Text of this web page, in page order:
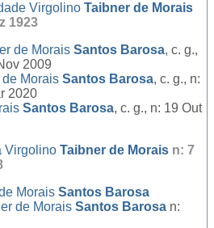
Virgolino Taibner de Morais
1923
de Morais Santos Barosa, c. g.,
2009
de Morais Santos Barosa, c. g., n:
2020
Santos Barosa, c. g., n: 19 Out
Virgolino Taibner de Morais n: 7
Morais Santos Barosa
de Morais Santos Barosa n: